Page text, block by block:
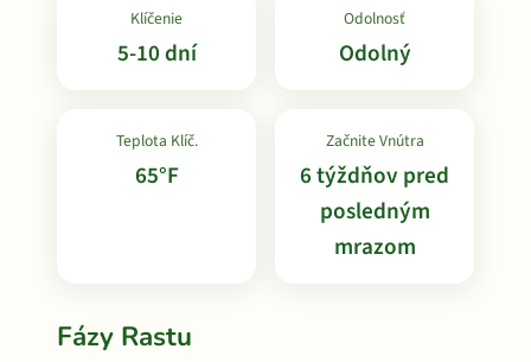
Klíčenie
5-10 dní
Odolnosť
Odolný
Teplota Klíč.
65°F
Začnite Vnútra
6 týždňov pred
posledným
mrazom
Fázy Rastu